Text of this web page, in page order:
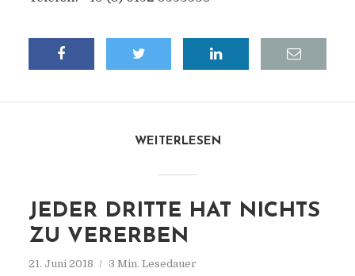
WEITERLESEN
JEDER DRITTE HAT NICHTS
ZU VERERBEN
21. Juni 2018 3 Min. Lesedauer